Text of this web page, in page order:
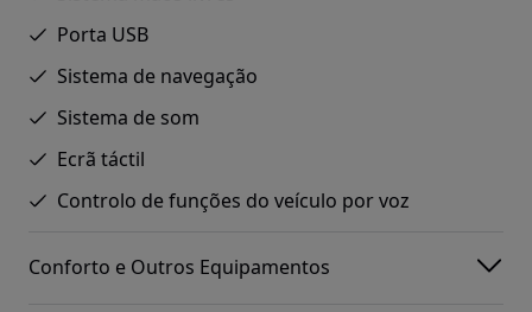
Porta USB
Sistema de navegação
Sistema de som
Ecrã táctil
Controlo de funções do veículo por voz
Conforto e Outros Equipamentos